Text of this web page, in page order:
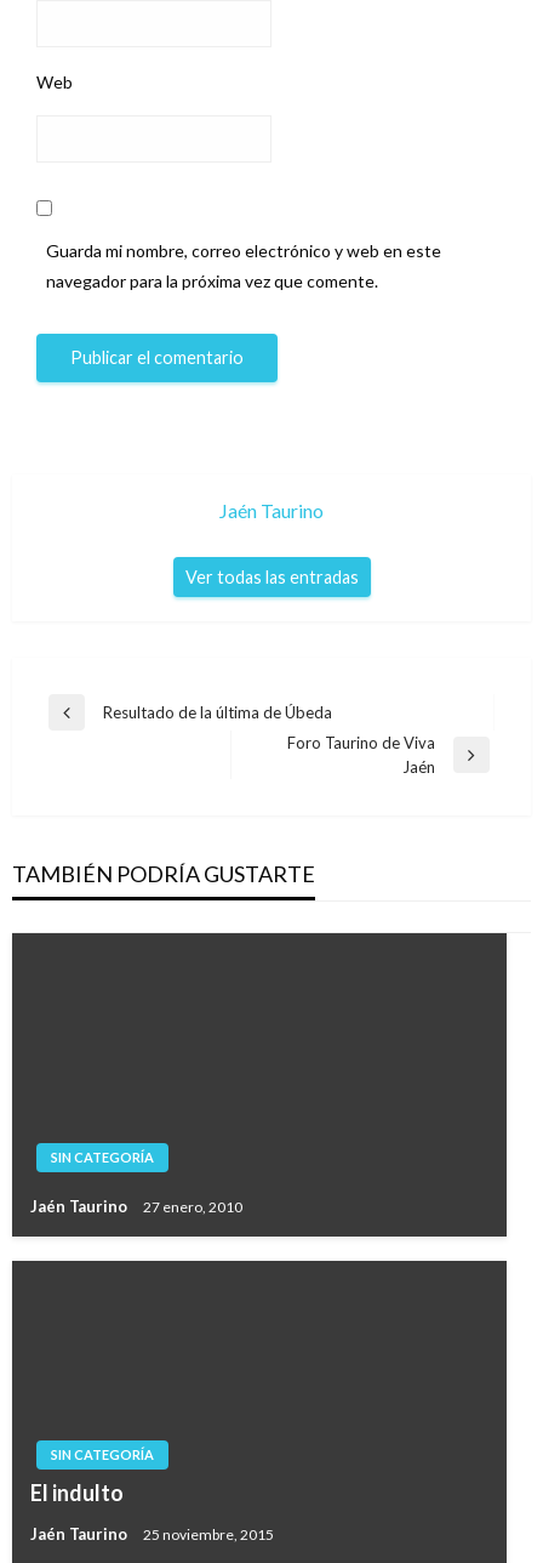
Web
Guarda mi nombre, correo electrónico y web en este
navegador para la próxima vez que comente.
Jaén Taurino
Ver todas las entradas
Navegación
Entrada
Resultado de la última de Úbeda
Foro Taurino de Viva
Jaén
TAMBIÉN PODRÍA GUSTARTE
SIN CATEGORÍA
Jaén Taurino 27 enero, 2010
SIN CATEGORÍA
El indulto
Jaén Taurino 25 noviembre, 2015